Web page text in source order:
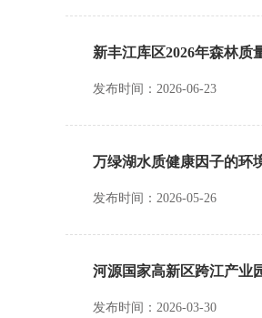
新丰江库区2026年森林质
发布时间：2026-06-23
万绿湖水质健康因子的环
发布时间：2026-05-26
河源国家高新区跨江产业
发布时间：2026-03-30